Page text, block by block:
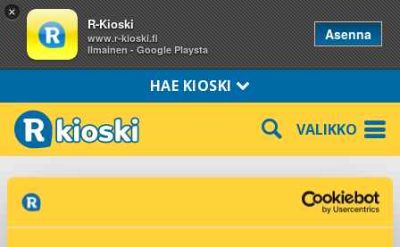
×
R-Kioski
www.r-kioski.fi
Ilmainen - Google Playsta
Asenna
HAE KIOSKI
VALIKKO
Isokyrö Pohjankyröntie 138